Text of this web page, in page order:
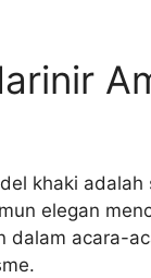
khaki
elegan
dalam acara-